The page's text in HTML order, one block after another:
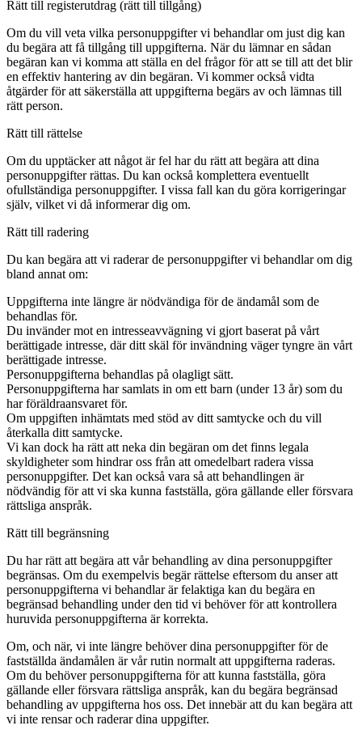
Rätt till registerutdrag (rätt till tillgång)
Om du vill veta vilka personuppgifter vi behandlar om just dig kan
du begära att få tillgång till uppgifterna. När du lämnar en sådan
begäran kan vi komma att ställa en del frågor för att se till att det blir
en effektiv hantering av din begäran. Vi kommer också vidta
åtgärder för att säkerställa att uppgifterna begärs av och lämnas till
rätt person.
Rätt till rättelse
Om du upptäcker att något är fel har du rätt att begära att dina
personuppgifter rättas. Du kan också komplettera eventuellt
ofullständiga personuppgifter. I vissa fall kan du göra korrigeringar
själv, vilket vi då informerar dig om.
Rätt till radering
Du kan begära att vi raderar de personuppgifter vi behandlar om dig
bland annat om:
Uppgifterna inte längre är nödvändiga för de ändamål som de
behandlas för.
Du invänder mot en intresseavvägning vi gjort baserat på vårt
berättigade intresse, där ditt skäl för invändning väger tyngre än vårt
berättigade intresse.
Personuppgifterna behandlas på olagligt sätt.
Personuppgifterna har samlats in om ett barn (under 13 år) som du
har föräldraansvaret för.
Om uppgiften inhämtats med stöd av ditt samtycke och du vill
återkalla ditt samtycke.
Vi kan dock ha rätt att neka din begäran om det finns legala
skyldigheter som hindrar oss från att omedelbart radera vissa
personuppgifter. Det kan också vara så att behandlingen är
nödvändig för att vi ska kunna fastställa, göra gällande eller försvara
rättsliga anspråk.
Rätt till begränsning
Du har rätt att begära att vår behandling av dina personuppgifter
begränsas. Om du exempelvis begär rättelse eftersom du anser att
personuppgifterna vi behandlar är felaktiga kan du begära en
begränsad behandling under den tid vi behöver för att kontrollera
huruvida personuppgifterna är korrekta.
Om, och när, vi inte längre behöver dina personuppgifter för de
fastställda ändamålen är vår rutin normalt att uppgifterna raderas.
Om du behöver personuppgifterna för att kunna fastställa, göra
gällande eller försvara rättsliga anspråk, kan du begära begränsad
behandling av uppgifterna hos oss. Det innebär att du kan begära att
vi inte rensar och raderar dina uppgifter.